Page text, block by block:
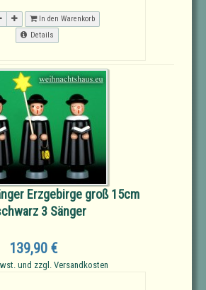
In den Warenkorb
Details
Erzgebirge groß 15cm
3 Sänger
139,90 €
und zzgl. Versandkosten